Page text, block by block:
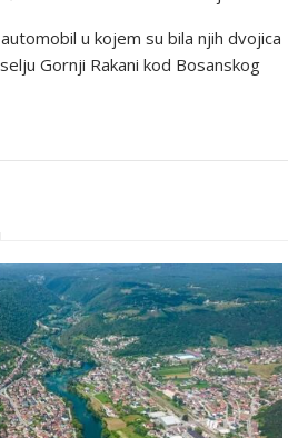
u kojem su bila njih dvojica
Gornji Rakani kod Bosanskog